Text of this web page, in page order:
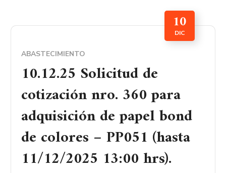
10
DIC
ABASTECIMIENTO
10.12.25 Solicitud de
cotización nro. 360 para
adquisición de papel bond
de colores – PP051 (hasta
11/12/2025 13:00 hrs).